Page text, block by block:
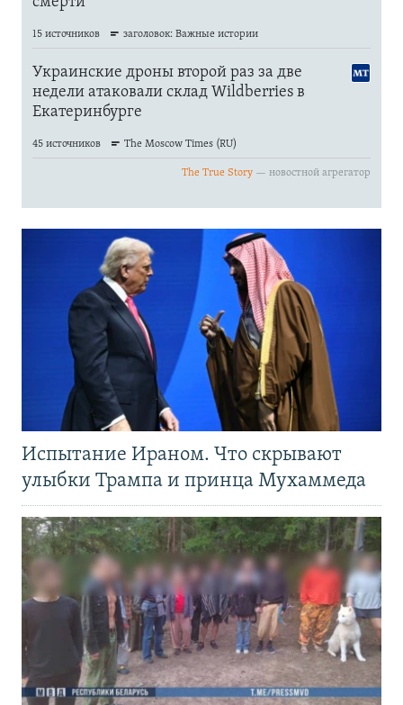
Испытание Ираном. Что скрывают
улыбки Трампа и принца Мухаммеда